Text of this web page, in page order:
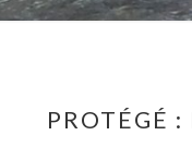
PROTÉGÉ